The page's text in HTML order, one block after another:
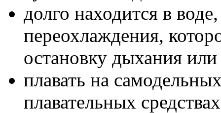
долго находится в
переохлаждения,
остановку дыхания
плавать на
плавательных